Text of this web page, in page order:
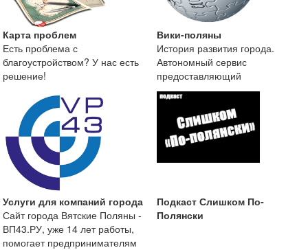
Карта проблем
Есть проблема с
благоустройством? У нас есть
решение!
Вики-поляны
История развития города.
Автономный сервис
предоставляющий
краеведческую информацию о
городе Вятские
Услуги для компаний города
Сайт города Вятские Поляны -
ВП43.РУ, уже 14 лет работы,
помогает предпринимателям
Подкаст Слишком По-
Полянски